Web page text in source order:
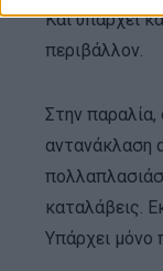
Και υπάρχει
περιβάλλον.
Στην
αντανάκλαση
καταλάβεις.
Υπάρχει μόνο